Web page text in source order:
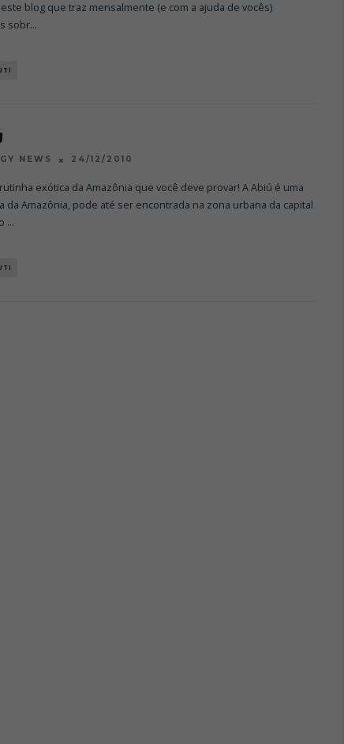
blog que traz mensalmente (e com a ajuda de vocês)
sobr...
NEWS 24/12/2010
exótica da Amazônia que você deve provar! A Abiú é uma
da Amazônia, pode até ser encontrada na zona urbana da capital
...